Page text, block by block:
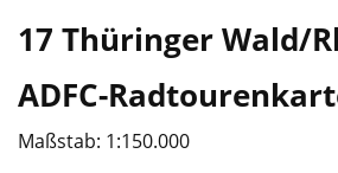
17 Thüringer Wald/
ADFC-
Maßstab: 1:150.000